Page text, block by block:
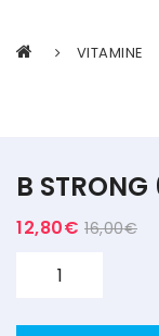
PRODOTTI
+ WATT
AMIX
ANDERSON
BIO EXTREME
VITAMINE
B
12,80€ 16,00€
Quantità